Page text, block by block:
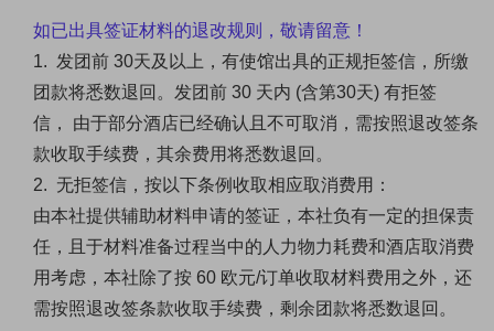
如已出具签证材料的退改规则，敬请留意！
1. 发团前 30天及 以上，有使馆出具的正规拒签信，所缴
团款将悉数退回。发团前 30 天内 (含第30天) 有拒签
信， 由于部分酒店已经确认且不可取消，需按照退改签条
款收取手续费，其余费用将悉数退回。
2. 无拒签信，按以下条例收取相应取消费用：
由本社提供辅助材料申请的签证，本社负有一定的担保责
任，且于材料准备过程当中的人力物力耗费和酒店取消费
用考虑，本社除了按 60 欧元/订单收取材料费用之外，还
需按照退改签条款收取手续费，剩余团款将悉数退回。